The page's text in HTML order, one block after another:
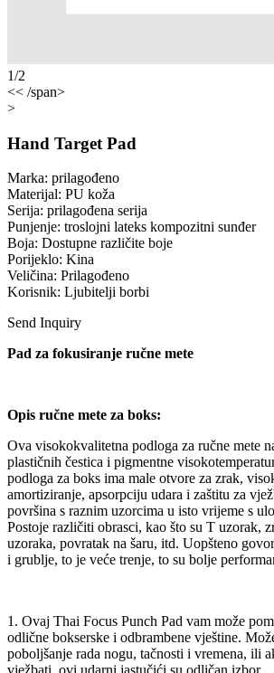
1/2
<< /span>
>
Hand Target Pad
Marka: prilagođeno
Materijal: PU koža
Serija: prilagođena serija
Punjenje: troslojni lateks kompozitni sunđer
Boja: Dostupne različite boje
Porijeklo: Kina
Veličina: Prilagođeno
Korisnik: Ljubitelji borbi
Send Inquiry
Pad za fokusiranje ručne mete
Opis ručne mete za boks:
Ova visokokvalitetna podloga za ručne mete
plastičnih čestica i pigmentne
podloga za boks ima male otvore za zrak,
amortiziranje, apsorpciju udara i zaštitu za
površina s raznim uzorcima u isto vrijeme s
Postoje različiti obrasci, kao što su T uzorak,
uzoraka, povratak na šaru, itd. Uopšteno
i grublje, to je veće trenje, to su bolje
1. Ovaj Thai Focus Punch Pad vam može
odlične bokserske i odbrambene vještine.
poboljšanje rada nogu, tačnosti i vremena, ili